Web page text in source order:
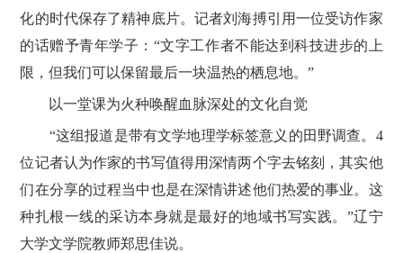
化的时代保存了精神底片。记者刘海搏引用一位受访作家
的话赠予青年学子：“文字工作者不能达到科技进步的上
限，但我们可以保留最后一块温热的栖息地。”
以一堂课为火种唤醒血脉深处的文化自觉
“这组报道是带有文学地理学标签意义的田野调查。4
位记者认为作家的书写值得用深情两个字去铭刻，其实他
们在分享的过程当中也是在深情讲述他们热爱的事业。这
种扎根一线的采访本身就是最好的地域书写实践。”辽宁
大学文学院教师郑思佳说。